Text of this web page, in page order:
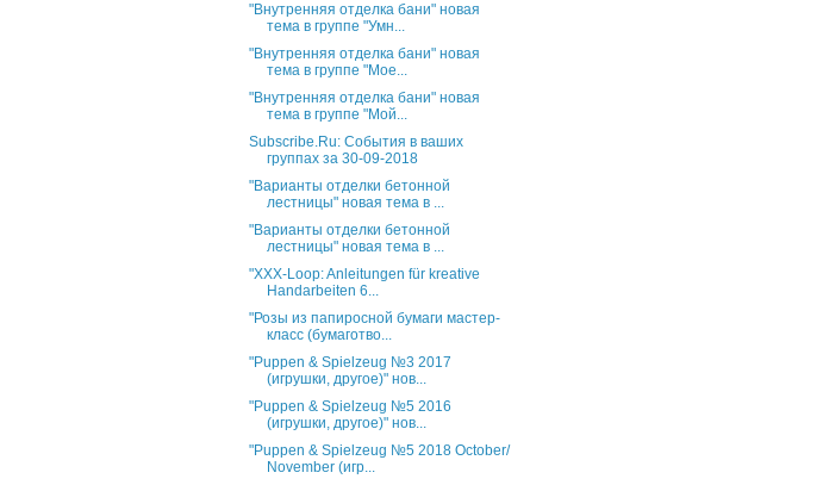
"Внутренняя отделка бани" новая
тема в группе "Умн...
"Внутренняя отделка бани" новая
тема в группе "Мое...
"Внутренняя отделка бани" новая
тема в группе "Мой...
Subscribe.Ru: События в ваших
группах за 30-09-2018
"Варианты отделки бетонной
лестницы" новая тема в ...
"Варианты отделки бетонной
лестницы" новая тема в ...
"XXX-Loop: Anleitungen für kreative
Handarbeiten 6...
"Розы из папиросной бумаги мастер-
класс (бумаготво...
"Puppen & Spielzeug №3 2017
(игрушки, другое)" нов...
"Puppen & Spielzeug №5 2016
(игрушки, другое)" нов...
"Puppen & Spielzeug №5 2018 October/
November (игр...